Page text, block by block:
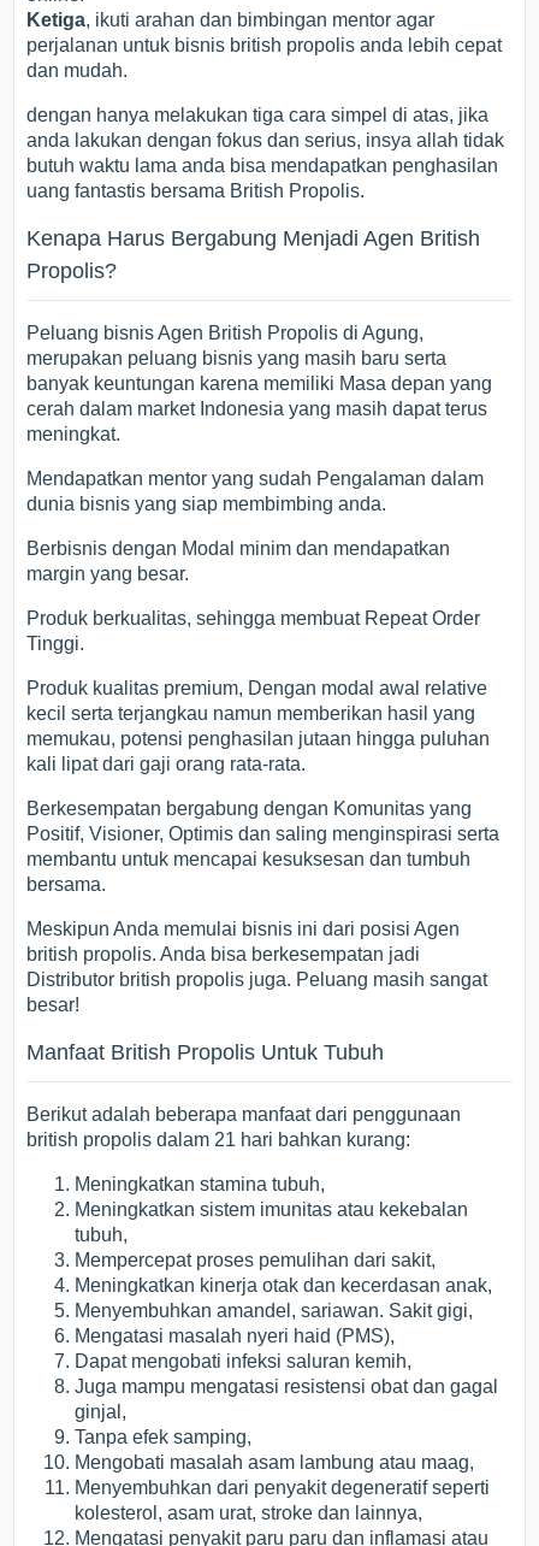
Ketiga, ikuti arahan dan bimbingan mentor agar
perjalanan untuk bisnis british propolis anda lebih cepat
dan mudah.
dengan hanya melakukan tiga cara simpel di atas, jika
anda lakukan dengan fokus dan serius, insya allah tidak
butuh waktu lama anda bisa mendapatkan penghasilan
uang fantastis bersama British Propolis.
Kenapa Harus Bergabung Menjadi Agen British
Propolis?
Peluang bisnis Agen British Propolis di Agung,
merupakan peluang bisnis yang masih baru serta
banyak keuntungan karena memiliki Masa depan yang
cerah dalam market Indonesia yang masih dapat terus
meningkat.
Mendapatkan mentor yang sudah Pengalaman dalam
dunia bisnis yang siap membimbing anda.
Berbisnis dengan Modal minim dan mendapatkan
margin yang besar.
Produk berkualitas, sehingga membuat Repeat Order
Tinggi.
Produk kualitas premium, Dengan modal awal relative
kecil serta terjangkau namun memberikan hasil yang
memukau, potensi penghasilan jutaan hingga puluhan
kali lipat dari gaji orang rata-rata.
Berkesempatan bergabung dengan Komunitas yang
Positif, Visioner, Optimis dan saling menginspirasi serta
membantu untuk mencapai kesuksesan dan tumbuh
bersama.
Meskipun Anda memulai bisnis ini dari posisi Agen
british propolis. Anda bisa berkesempatan jadi
Distributor british propolis juga. Peluang masih sangat
besar!
Manfaat British Propolis Untuk Tubuh
Berikut adalah beberapa manfaat dari penggunaan
british propolis dalam 21 hari bahkan kurang:
Meningkatkan stamina tubuh,
Meningkatkan sistem imunitas atau kekebalan
tubuh,
Mempercepat proses pemulihan dari sakit,
Meningkatkan kinerja otak dan kecerdasan anak,
Menyembuhkan amandel, sariawan. Sakit gigi,
Mengatasi masalah nyeri haid (PMS),
Dapat mengobati infeksi saluran kemih,
Juga mampu mengatasi resistensi obat dan gagal
ginjal,
Tanpa efek samping,
Mengobati masalah asam lambung atau maag,
Menyembuhkan dari penyakit degeneratif seperti
kolesterol, asam urat, stroke dan lainnya,
Mengatasi penyakit paru paru dan inflamasi atau